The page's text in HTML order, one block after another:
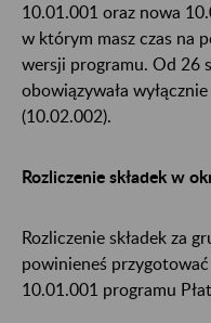
10.01.001 oraz nowa
w którym masz czas na
wersji programu. Od 26
obowiązywała
(10.02.002).
Rozliczenie składek w
Rozliczenie składek za
powinieneś
10.01.001 programu